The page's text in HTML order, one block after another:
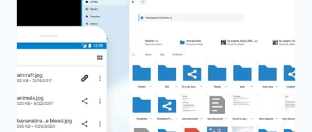
DOMENY
INTERNETOWEJ?